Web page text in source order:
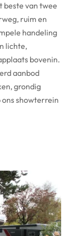
beste van twee
ruim en
handeling
lichte,
bovenin.
aanbod
grondig
showterrein